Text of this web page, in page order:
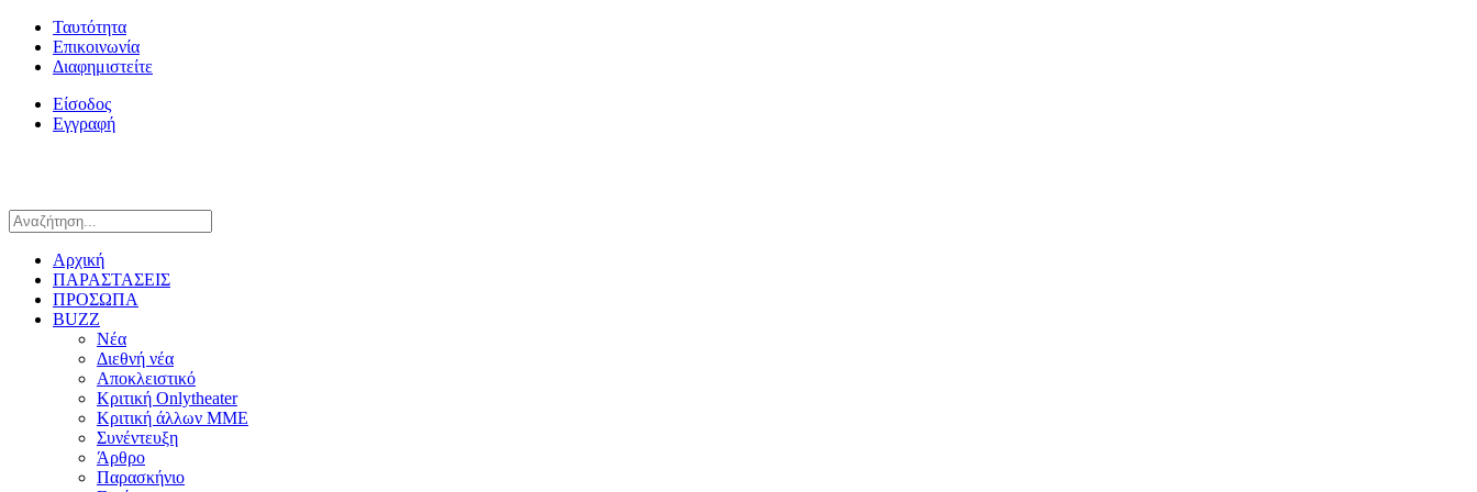
Ταυτότητα
Επικοινωνία
Διαφημιστείτε
Είσοδος
Εγγραφή
Αρχική
ΠΑΡΑΣΤΑΣΕΙΣ
ΠΡΟΣΩΠΑ
BUZZ
Νέα
Διεθνή νέα
Αποκλειστικό
Κριτική Onlytheater
Κριτική άλλων ΜΜΕ
Συνέντευξη
Άρθρο
Παρασκήνιο